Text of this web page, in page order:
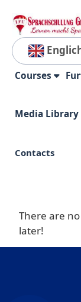
Courses
Media Library
Contacts
There are
later!